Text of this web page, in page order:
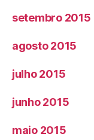
setembro 2015
agosto 2015
julho 2015
junho 2015
maio 2015